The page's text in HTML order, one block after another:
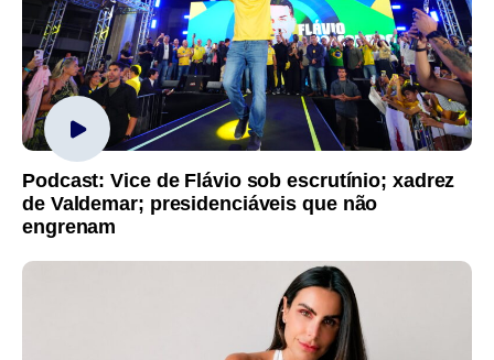
Podcast: Vice de Flávio sob escrutínio; xadrez
de Valdemar; presidenciáveis que não
engrenam